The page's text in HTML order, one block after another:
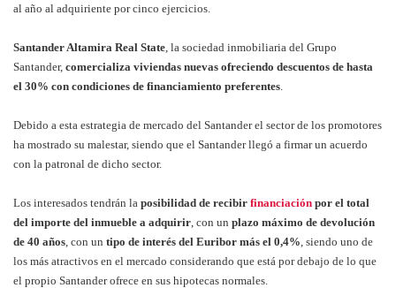
al año al adquiriente por cinco ejercicios.
Santander Altamira Real State, la sociedad inmobiliaria del Grupo
Santander, comercializa viviendas nuevas ofreciendo descuentos de hasta
el 30% con condiciones de financiamiento preferentes.
Debido a esta estrategia de mercado del Santander el sector de los promotores
ha mostrado su malestar, siendo que el Santander llegó a firmar un acuerdo
con la patronal de dicho sector.
Los interesados tendrán la posibilidad de recibir financiación por el total
del importe del inmueble a adquirir, con un plazo máximo de devolución
de 40 años, con un tipo de interés del Euribor más el 0,4%, siendo uno de
los más atractivos en el mercado considerando que está por debajo de lo que
el propio Santander ofrece en sus hipotecas normales.